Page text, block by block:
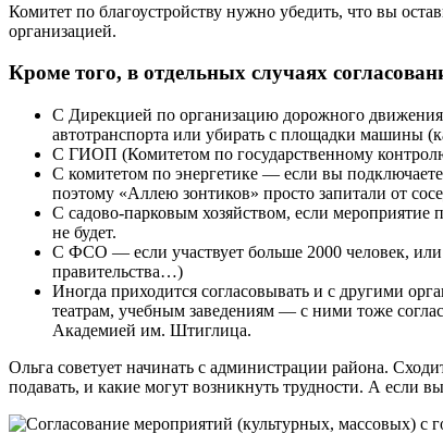
Комитет по благоустройству нужно убедить, что вы
организацией.
Кроме того, в отдельных случаях
С Дирекцией по организацию дорожного
автотранспорта или убирать с площадки машины
С ГИОП (Комитетом по государственному
С комитетом по энергетике — если вы
поэтому «Аллею зонтиков» просто запитали от
С садово-парковым хозяйством, если мероприятие
не будет.
С ФСО — если участвует больше 2000 человек,
правительства…)
Иногда приходится согласовывать и с другими
театрам, учебным заведениям — с ними тоже
Академией им. Штиглица.
Ольга советует начинать с администрации района.
подавать, и какие могут возникнуть трудности. А если